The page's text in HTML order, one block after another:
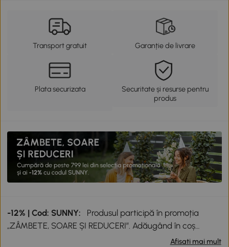
Transport gratuit Garanție de livrare
Plata securizata
Securitate și resurse pentru
produs
-12% | Cod: SUNNY:
Produsul participă în promoția
„ZÂMBETE, SOARE ȘI REDUCERI”. Adăugând în coș
produse participante în valoare totală de peste 799 lei,
Afisati mai mult